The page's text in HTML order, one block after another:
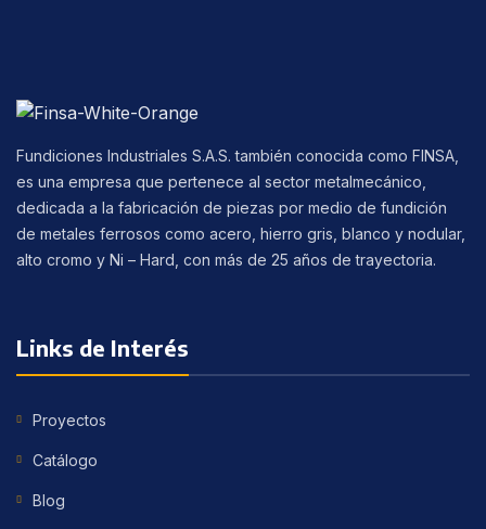
Fundiciones Industriales S.A.S. también conocida como FINSA,
es una empresa que pertenece al sector metalmecánico,
dedicada a la fabricación de piezas por medio de fundición
de metales ferrosos como acero, hierro gris, blanco y nodular,
alto cromo y Ni – Hard, con más de 25 años de trayectoria.
Links de Interés
Proyectos
Catálogo
Blog